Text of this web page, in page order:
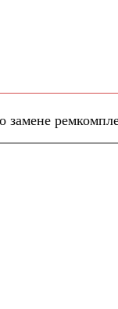
замене